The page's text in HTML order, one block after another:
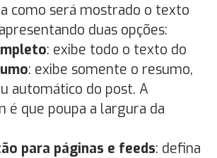
como será mostrado o texto
duas opções:
: exibe todo o texto do
: exibe somente o resumo,
automático do post. A
é que poupa a largura da
para páginas e feeds: defina